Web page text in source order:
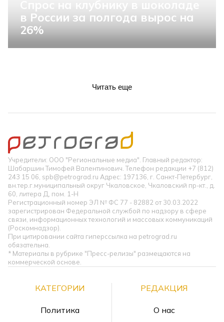
в России за полгода вырос на
26%
Читать еще
Учредители: ООО "Региональные медиа". Главный редактор:
Шабаршин Тимофей Валентинович. Телефон редакции +7 (812)
243 15 06, spb@petrograd.ru Адрес: 197136, г. Санкт-Петербург,
вн.тер.г.муниципальный округ Чкаловское, Чкаловский пр-кт., д.
60, литера Д, пом. 1-Н
Регистрационный номер ЭЛ № ФС 77 - 82882 от 30.03.2022
зарегистрирован Федеральной службой по надзору в сфере
связи, информационных технологий и массовых коммуникаций
(Роскомнадзор).
При цитировании сайта гиперссылка на petrograd.ru
обязательна.
* Материалы в рубрике "Пресс-релизы" размещаются на
коммерческой основе.
КАТЕГОРИИ
Политика
РЕДАКЦИЯ
О нас